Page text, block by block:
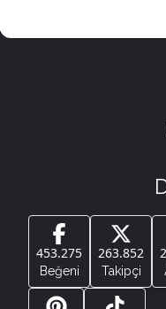
453.275
Beğeni
263.852
Takipçi